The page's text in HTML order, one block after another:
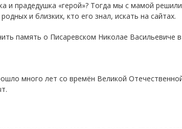
и прадедушка «герой»? Тогда мы с мамой
и близких, кто его знал, искать на сайтах.
память о Писаревском Николае Васильевиче в
много лет со времён Великой